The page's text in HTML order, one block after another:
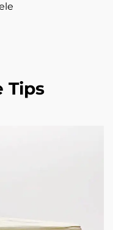
Tips